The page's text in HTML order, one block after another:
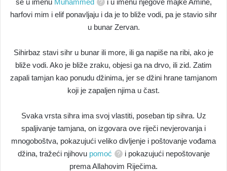
se u imenu Muhammed
i u imenu njegove majke Amine,
harfovi mim i elif ponavljaju i da je to bliže vodi, pa je stavio sihr
u bunar Zervan.
Sihirbaz stavi sihr u bunar ili more, ili ga napiše na ribi, ako je
bliže vodi. Ako je bliže zraku, objesi ga na drvo, ili zid. Zatim
zapali tamjan kao ponudu džinima, jer se džini hrane tamjanom
koji je zapaljen njima u čast.
Svaka vrsta sihra ima svoj vlastiti, poseban tip sihra. Uz
spaljivanje tamjana, on izgovara ove riječi nevjerovanja i
mnogoboštva, pokazujući veliko divljenje i poštovanje vođama
džina, tražeći njihovu pomoć
i pokazujući nepoštovanje
prema Allahovim Riječima.